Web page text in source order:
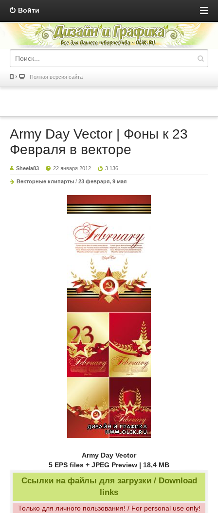
Войти
Полная версия сайта
Army Day Vector | Фоны к 23
Февраля в векторе
Sheela83 22 января 2012 3 136
Векторные клипарты / 23 февраря, 9 мая
Army Day Vector
5 EPS files + JPEG Preview | 18,4 MB
Ссылки на файлы для загрузки / Download
links
Только для личного пользования! / For personal use only!